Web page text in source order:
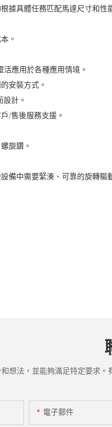
據具體任務匹配馬達尺寸和性
。
應用於各種應用情境。
安裝方式。
計。
/售後服務支援。
旋鑽。
備中需要緊湊、可靠的旋轉驅
想法，並能夠滿足特定要求
電子郵件